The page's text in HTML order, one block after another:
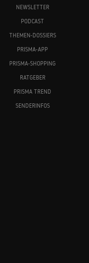
NEWSLETTER
PODCAST
THEMEN-DOSSIERS
PRISMA-APP
PRISMA-SHOPPING
RATGEBER
PRISMA TREND
SENDERINFOS